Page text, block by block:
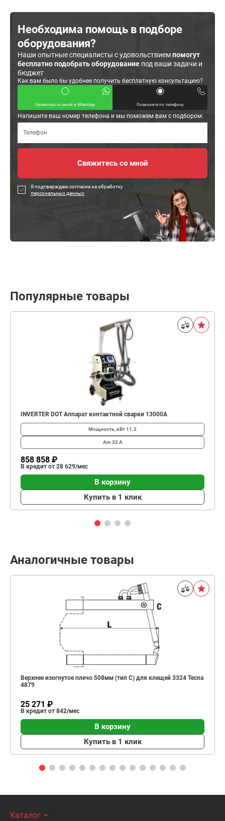
Необходима помощь в подборе
оборудования?
Наши опытные специалисты с удовольствиемпомогут
бесплатно подобрать оборудование под ваши задачи и
бюджет
Как вам было бы удобнее получить бесплатную консультацию?
Свяжитесь со мной в WhatsApp Позвоните по телефону
Напишите ваш номер телефона и мы поможем вам с подбором:
Я подтверждаю согласие на обработку
персональных данных
Популярные товары
INVERTER DOT Аппарат контактной сварки 13000А
Мощность, кВт11.2
Am 32 А
858 858 ₽
В кредит от 28 629/мес
В корзину
Купить в 1 клик
Аналогичные товары
Верхнее изогнутое плечо 508мм (тип C) для клещей 3324 Tecna
4879
25 271 ₽
В кредит от 842/мес
В корзину
Купить в 1 клик
Каталог